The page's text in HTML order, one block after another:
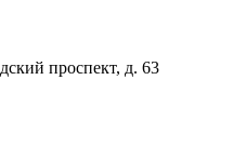
проспект, д. 63